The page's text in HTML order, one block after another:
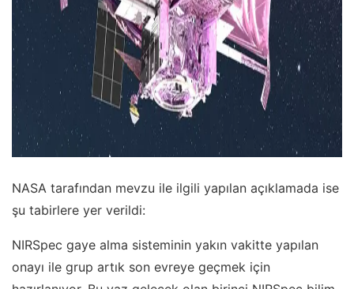
NASA tarafından mevzu ile ilgili yapılan açıklamada ise
şu tabirlere yer verildi:
NIRSpec gaye alma sisteminin yakın vakitte yapılan
onayı ile grup artık son evreye geçmek için